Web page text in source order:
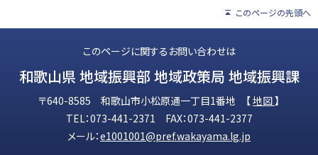
このページの先頭へ
このページに関するお問い合わせは
和歌山県 地域振興部 地域政策局 地域振興課
〒640-8585 和歌山市小松原通一丁目1番地 【地図】
TEL：073-441-2371 FAX：073-441-2377
メール：e1001001@pref.wakayama.lg.jp